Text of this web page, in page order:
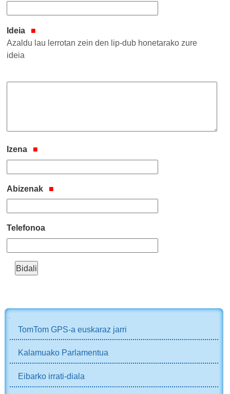
Ideia
Azaldu lau lerrotan zein den lip-dub honetarako zure
ideia
Izena
Abizenak
Telefonoa
TomTom GPS-a euskaraz jarri
Kalamuako Parlamentua
Eibarko irrati-diala